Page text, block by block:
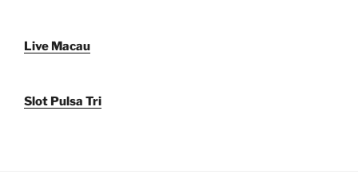
Live Macau
Slot Pulsa Tri